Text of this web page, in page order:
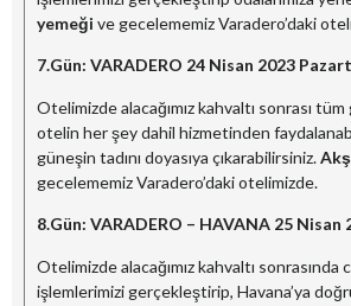
yemeği ve gecelememiz Varadero’daki
7.Gün: VARADERO 24 Nisan 2023
Otelimizde alacağımız kahvaltı sonrası
otelin her şey dahil hizmetinden
güneşin tadını doyasıya çıkarabilirsiniz.A
gecelememiz Varadero’daki otelimizde.
8.Gün: VARADERO – HAVANA 25 Nisan
Otelimizde alacağımız kahvaltı sonrasında
işlemlerimizi gerçekleştirip, Havana’ya